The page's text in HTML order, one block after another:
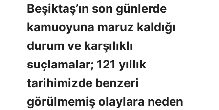
Beşiktaş’ın son günlerde
kamuoyuna maruz kaldığı
durum ve karşılıklı
suçlamalar; 121 yıllık
tarihimizde benzeri
görülmemiş olaylara neden